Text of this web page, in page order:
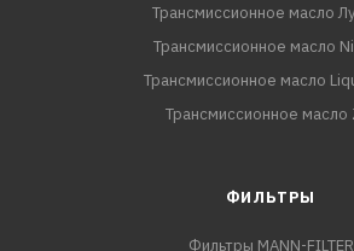
Трансмиссионное масло
Трансмиссионное масло
Трансмиссионное масло
Трансмиссионное масло
ФИЛЬТРЫ
Фильтры MANN-FILTER